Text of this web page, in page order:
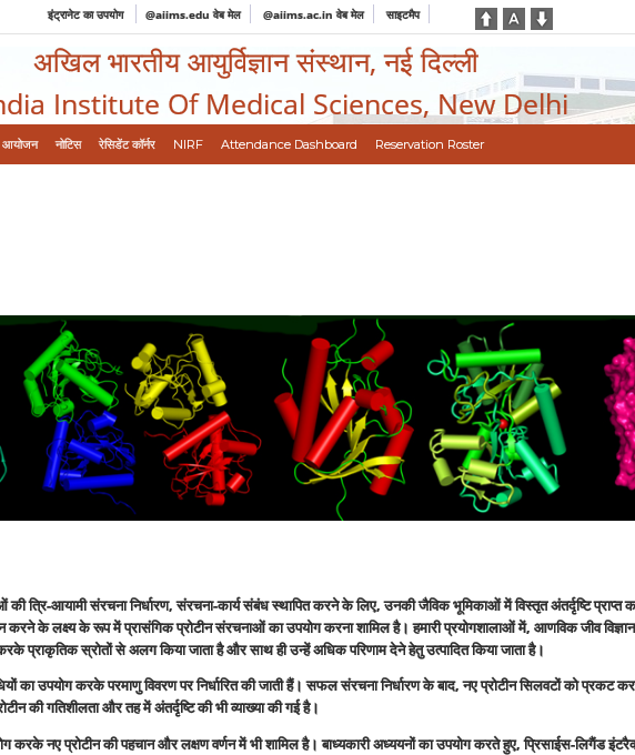
इंट्रानेट का उपयोग @aiims.edu वेब मेल @aiims.ac.in वेब मेल साइटमैप
अखिल भारतीय आयुर्विज्ञान संस्थान, नई दिल्ली
Institute Of Medical Sciences, New Delhi
आयोजन नोटिस रेसिडेंट कॉर्नर NIRF Attendance Dashboard Reservation Roster
त्रि-आयामी संरचना निर्धारण, संरचना-कार्य संबंध स्थापित करने के लिए, उनकी जैविक भूमिकाओं में विस्तृत अंतर्दृष्टि
के लक्ष्य के रूप में प्रासंगिक प्रोटीन संरचनाओं का उपयोग करना शामिल है। हमारी प्रयोगशालाओं में, आणविक जीव
प्राकृतिक स्रोतों से अलग किया जाता है और साथ ही उन्हें अधिक परिणाम देने हेतु उत्पादित किया जाता है।
का उपयोग करके परमाणु विवरण पर निर्धारित की जाती हैं। सफल संरचना निर्धारण के बाद, नए प्रोटीन सिलवटों को प्रकट
की गतिशीलता और तह में अंतर्दृष्टि की भी व्याख्या की गई है।
करके नए प्रोटीन की पहचान और लक्षण वर्णन में भी शामिल है। बाध्यकारी अध्ययनों का उपयोग करते हुए, प्रिसाईस-लिगैंड